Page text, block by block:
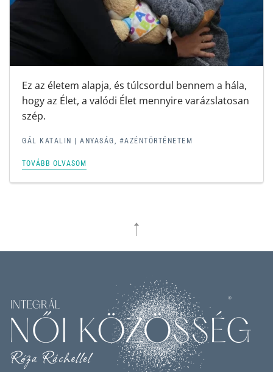
Ez az életem alapja, és túlcsordul bennem a hála,
hogy az Élet, a valódi Élet mennyire varázslatosan
szép.
GÁL KATALIN | ANYASÁG, #AZÉNTÖRTÉNETEM
TOVÁBB OLVASOM